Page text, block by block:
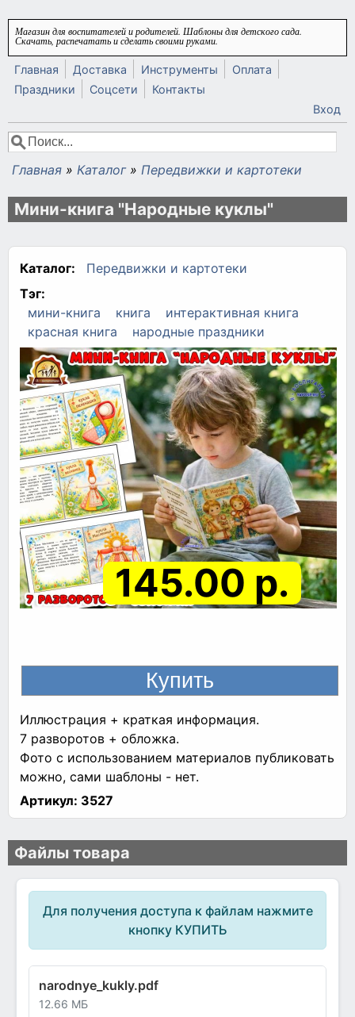
Перейти к основному содержанию
Магазин для воспитателей и родителей. Шаблоны для детского сада.
Скачать, распечатать и сделать своими руками.
Главная Доставка Инструменты
Оплата
Праздники
Соцсети
Контакты
Вход
Форма поиска
Поиск
Вы здесь
Главная » Каталог » Передвижки и картотеки
Мини-книга "Народные куклы"
Каталог:
Передвижки и картотеки
Тэг:
мини-книга
книга
интерактивная книга
красная книга
народные праздники
145.00 р.
Иллюстрация + краткая информация.
7 разворотов + обложка.
Фото с использованием материалов публиковать
можно, сами шаблоны - нет.
Артикул: 3527
Файлы товара
Для получения доступа к файлам нажмите
кнопку КУПИТЬ
narodnye_kukly.pdf
12.66 МБ